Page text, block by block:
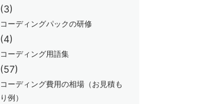
(3)
コーディングパックの研修
(4)
コーディング用語集
(57)
コーディング費用の相場（お見積も
り例）